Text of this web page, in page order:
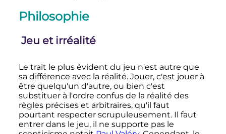
Philosophie
Jeu et irréalité
Le trait le plus évident du jeu n'est autre que
sa différence avec la réalité. Jouer, c'est jouer à
être quelqu'un d'autre, ou bien c'est
substituer à l'ordre confus de la réalité des
règles précises et arbitraires, qu'il faut
pourtant respecter scrupuleusement. Il faut
entrer dans le jeu, il ne supporte pas le